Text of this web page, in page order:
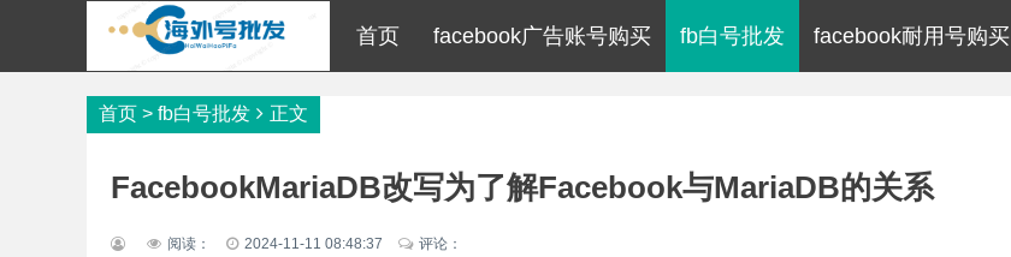
首页 facebook广告账号购买 fb白号批发 facebook耐用号购买
首页 > fb白号批发 正文
FacebookMariaDB改写为了解Facebook与MariaDB的关系
阅读： 2024-11-11 08:48:37 评论：